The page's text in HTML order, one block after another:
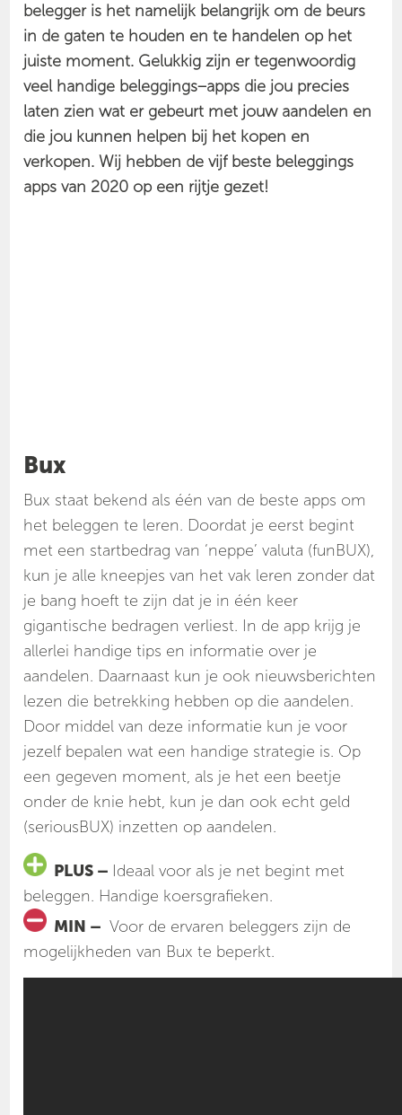
belegger is het namelijk belangrijk om de beurs
in de gaten te houden en te handelen op het
juiste moment. Gelukkig zijn er tegenwoordig
veel handige beleggings–apps die jou precies
laten zien wat er gebeurt met jouw aandelen en
die jou kunnen helpen bij het kopen en
verkopen. Wij hebben de vijf beste beleggings
apps van 2020 op een rijtje gezet!
Bux
Bux staat bekend als één van de beste apps om
het beleggen te leren. Doordat je eerst begint
met een startbedrag van ‘neppe’ valuta (funBUX),
kun je alle kneepjes van het vak leren zonder dat
je bang hoeft te zijn dat je in één keer
gigantische bedragen verliest. In de app krijg je
allerlei handige tips en informatie over je
aandelen. Daarnaast kun je ook nieuwsberichten
lezen die betrekking hebben op die aandelen.
Door middel van deze informatie kun je voor
jezelf bepalen wat een handige strategie is. Op
een gegeven moment, als je het een beetje
onder de knie hebt, kun je dan ook echt geld
(seriousBUX) inzetten op aandelen.
PLUS – Ideaal voor als je net begint met
beleggen. Handige koersgrafieken.
MIN – Voor de ervaren beleggers zijn de
mogelijkheden van Bux te beperkt.